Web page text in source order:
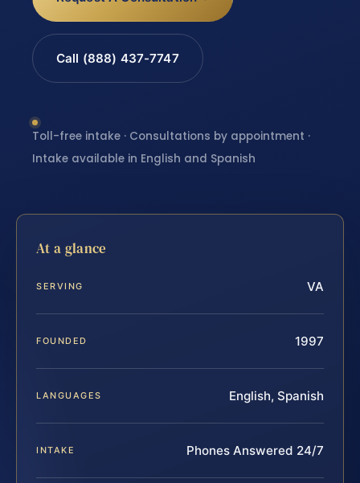
Call (888) 437-7747
Toll-free intake · Consultations by appointment ·
Intake available in English and Spanish
At a glance
SERVING VA
FOUNDED 1997
LANGUAGES English, Spanish
INTAKE Phones Answered 24/7